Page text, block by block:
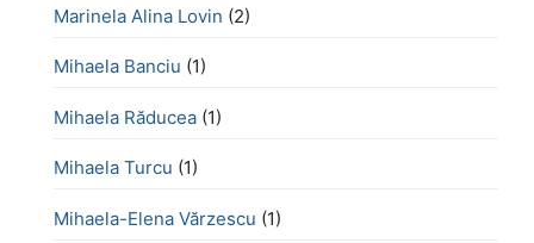
Marinela Alina Lovin (2)
Mihaela Banciu (1)
Mihaela Răducea (1)
Mihaela Turcu (1)
Mihaela-Elena Vărzescu (1)